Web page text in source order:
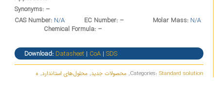
Synonyms: –
CAS Number: N/A EC Number: – Molar Mass: N/A
Chemical Formula: –
Download: Datasheet | CoA | SDS
Categories: Standard solution
, محصولات جدید, محلول‌های استاندارد, ه